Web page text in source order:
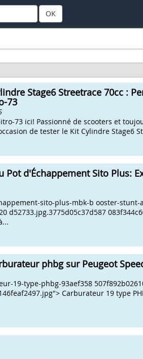
OK
Stage6 Streetrace 70cc :
73
73 ici! Passionné de scooters et
de tester le Kit Cylindre Stage6
Pot d'Échappement Sito Plus:
sito-plus-mbk-b ooster-stunt-
d52733.jpg.3775d05c37d587
phbg sur Peugeot
19-type-phbg-93aef358
Carburateur 19 type